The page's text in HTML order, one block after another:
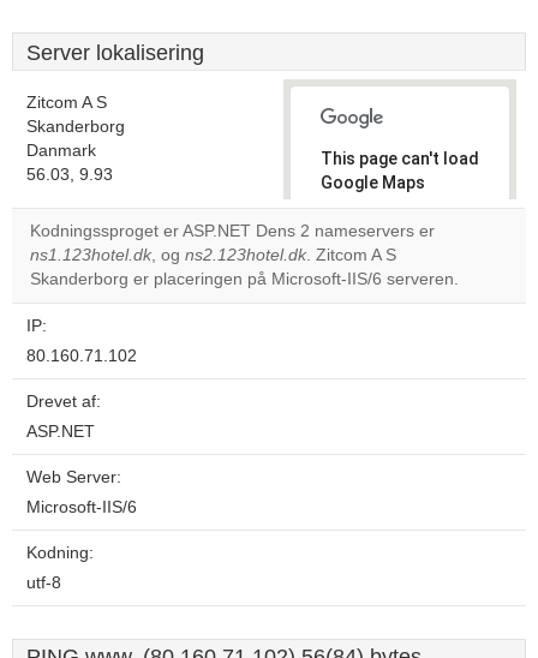
Server lokalisering
Zitcom A S
Skanderborg
Danmark
56.03, 9.93
This page can't load
Google Maps
correctly.
Do you
own this
Kodningssproget er ASP.NET Dens 2 nameservers er
ns1.123hotel.dk, og ns2.123hotel.dk. Zitcom A S
Skanderborg er placeringen på Microsoft-IIS/6 serveren.
IP:
80.160.71.102
Drevet af:
ASP.NET
Web Server:
Microsoft-IIS/6
Kodning:
utf-8